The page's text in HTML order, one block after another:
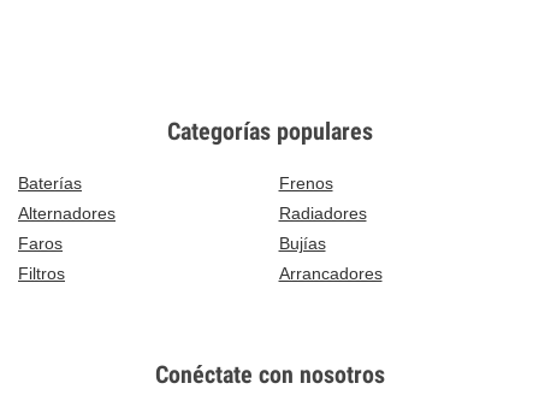
Categorías populares
Baterías
Frenos
Alternadores
Radiadores
Faros
Bujías
Filtros
Arrancadores
Conéctate con nosotros